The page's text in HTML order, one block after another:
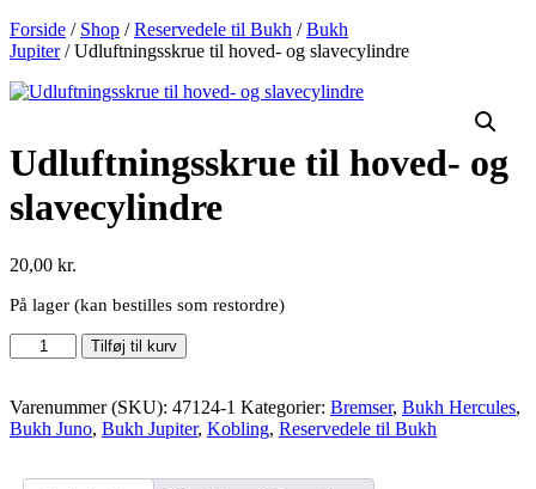
Forside / Shop /Reservedele til Bukh /Bukh
Jupiter/ Udluftningsskrue til hoved- og slavecylindre
Udluftningsskrue til hoved- og
slavecylindre
20,00 kr.
På lager (kan bestilles som restordre)
Udluftningsskrue
til
og
slavecylindre
Tilføj til kurv
Varenummer (SKU): 47124-1 Kategorier: Bremser, Bukh Hercules,
Bukh Juno, Bukh Jupiter, Kobling, Reservedele til Bukh